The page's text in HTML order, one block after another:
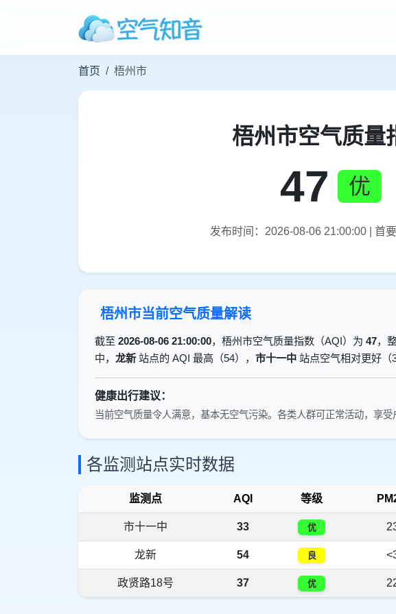
首页 梧州市
梧州市空气质量
47 优
发布时间：2026-08-06 21:00:00 | 首
梧州市当前空气质量解读
截至 2026-08-06 21:00:00，梧州市空气质量指数（AQI）为 47，
中， 龙新站点的 AQI 最高（54）， 市十一中 站点空气相对更好（
健康出行建议：
当前空气质量令人满意，基本无空气污染。各类人群可正常活动，享受
各监测站点实时数据
监测点 AQI 等级
市十一中 33 优
龙新 54 良
政贤路18号 37 优